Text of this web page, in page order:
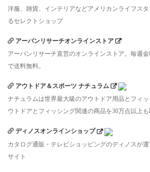
洋服、雑貨、インテリアなどアメリカンライフス
るセレクトショップ
アーバンリサーチオンラインストア
アーバンリサーチ直営のオンラインストア。毎週
で送料無料。
アウトドア＆スポーツ ナチュラム
ナチュラムは世界最大級のアウトドア用品とフィ
ウトドアとフィッシング関連の商品を30万点以上
ディノスオンラインショップ
カタログ通販・テレビショッピングのディノスが
サイト